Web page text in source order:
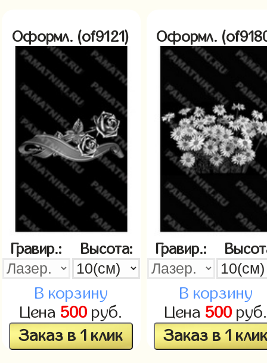
Оформл. (of9121)
Гравир.: Высота:
В корзину
Цена 500руб.
Заказ в 1 клик
Оформл.
Гравир.:
В корзину
Цена 500руб.
Заказ в 1